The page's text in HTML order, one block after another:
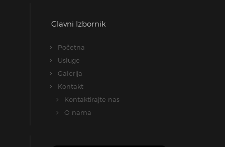
Glavni Izbornik
Početna
Usluge
Galerija
Kontakt
Kontaktirajte nas
O nama